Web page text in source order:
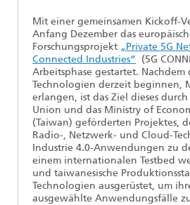
Mit einer gemeinsamen Kickoff-
Anfang Dezember das
Forschungsprojekt „Private 5G
Connected Industries“ (5G
Arbeitsphase gestartet. Nachdem
Technologien derzeit beginnen,
erlangen, ist das Ziel dieses
Union und das Ministry of
(Taiwan) geförderten Projektes,
Radio-, Netzwerk- und Cloud-
Industrie 4.0-Anwendungen zu
einem internationalen Testbed
und taiwanesische
Technologien ausgerüstet, um
ausgewählte Anwendungsfälle